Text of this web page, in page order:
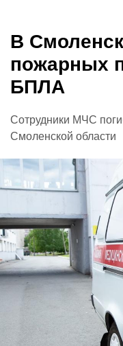
В
пожарных
БПЛА
Сотрудники МЧС
Смоленской области